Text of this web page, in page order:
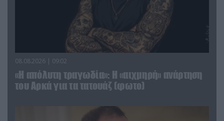
08.08.2026 | 09:02
«Η απόλυτη τραγωδία»: Η «αιχμηρή» ανάρτηση
του Αρκά για τα τατουάζ (φωτο)